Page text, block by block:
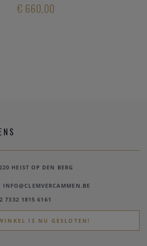
€ 660,00
HEIST OP DEN BERG
INFO@CLEMVERCAMMEN.BE
7332 1815 6161
IS NU GESLOTEN!